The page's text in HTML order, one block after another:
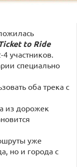
to Ride
участников.
специально
оба трека с
из дорожек
уже
но и города с